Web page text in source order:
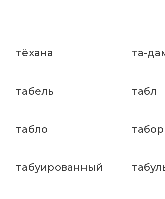
тёхана та-
табель табл
табло табор
табуированный